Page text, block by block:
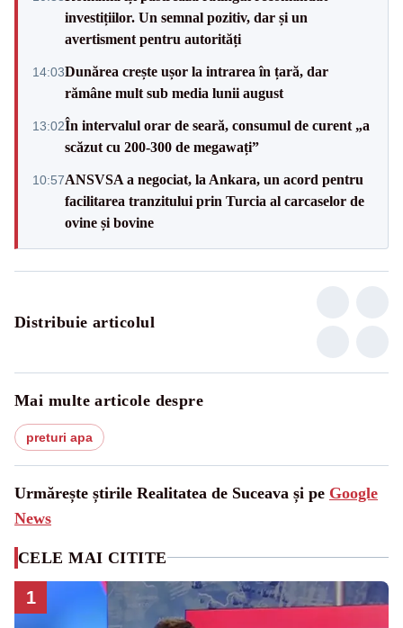
investițiilor. Un semnal pozitiv, dar și un
avertisment pentru autorități
14:03Dunărea crește ușor la intrarea în țară, dar
rămâne mult sub media lunii august
13:02În intervalul orar de seară, consumul de curent „a
scăzut cu 200-300 de megawați”
10:57ANSVSA a negociat, la Ankara, un acord pentru
facilitarea tranzitului prin Turcia al carcaselor de
ovine și bovine
Distribuie articolul
Mai multe articole despre
preturi apa
Urmărește știrile Realitatea de Suceava și pe Google
News
CELE MAI CITITE
1